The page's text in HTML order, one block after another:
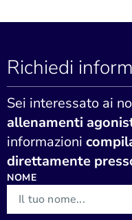
Richiedi
Sei interessato ai
allenamenti
informazioni
direttamente
NOME